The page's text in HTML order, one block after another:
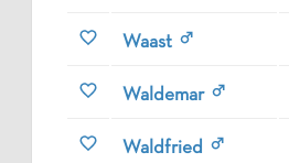
Waast
Waldemar
Waldfried